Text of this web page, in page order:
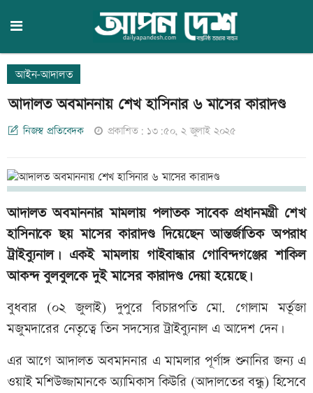
আইন-আদালত
আদালত অবমাননায় শেখ হাসিনার ৬ মাসের কারাদণ্ড
নিজস্ব প্রতিবেদক প্রকাশিত: ১৩:৫০, ২ জুলাই ২০২৫
আদালত অবমাননার মামলায় পলাতক সাবেক প্রধানমন্ত্রী শেখ
হাসিনাকে ছয় মাসের কারাদণ্ড দিয়েছেন আন্তর্জাতিক অপরাধ
ট্রাইব্যুনাল। একই মামলায় গাইবান্ধার গোবিন্দগঞ্জের শাকিল
আকন্দ বুলবুলকে দুই মাসের কারাদণ্ড দেয়া হয়েছে।
বুধবার (০২ জুলাই) দুপুরে বিচারপতি মো. গোলাম মর্তূজা
মজুমদারের নেতৃত্বে তিন সদস্যের ট্রাইব্যুনাল এ আদেশ দেন।
এর আগে আদালত অবমাননার এ মামলার পূর্ণাঙ্গ শুনানির জন্য এ
ওয়াই মশিউজ্জামানকে অ্যামিকাস কিউরি (আদালতের বন্ধু) হিসেবে